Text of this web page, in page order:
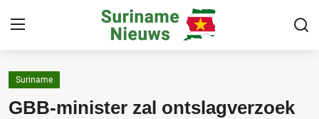
Home
Suriname
GBB-minister zal ontslagverzoek